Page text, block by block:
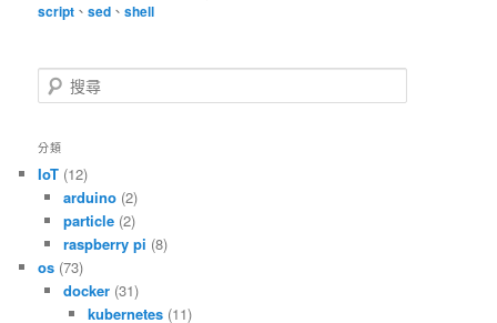
script 、sed 、shell
搜
尋
分類
IoT (12)
arduino(2)
particle(2)
raspberry pi (8)
os (73)
docker(31)
kubernetes (11)